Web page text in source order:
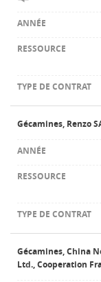
Gécamines, Renzo
Gécamines, China
Ltd., Cooperation